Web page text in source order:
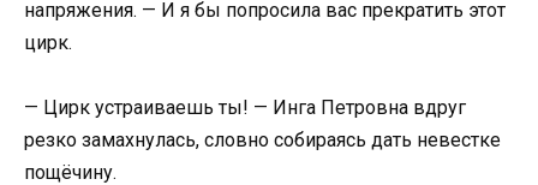
напряжения. — И я бы попросила вас прекратить этот
цирк.
— Цирк устраиваешь ты! — Инга Петровна вдруг
резко замахнулась, словно собираясь дать невестке
пощёчину.